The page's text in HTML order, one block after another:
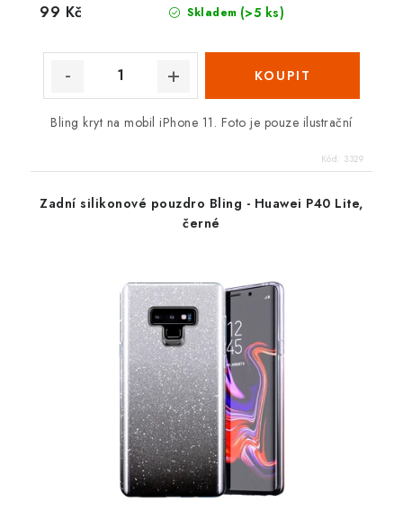
Skladem (>5 ks)
99 Kč
Bling kryt na mobil iPhone 11. Foto je pouze ilustrační
Kód: 3329
Zadní silikonové pouzdro Bling - Huawei P40 Lite,
černé